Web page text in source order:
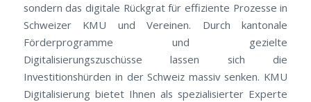
sondern das digitale Rückgrat für effiziente Prozesse in
Schweizer KMU und Vereinen. Durch kantonale
Förderprogramme und gezielte
Digitalisierungszuschüsse lassen sich die
Investitionshürden in der Schweiz massiv senken. KMU
Digitalisierung bietet Ihnen als spezialisierter Experte